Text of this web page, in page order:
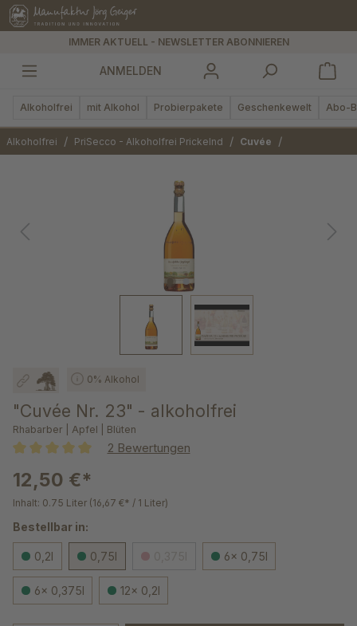
springen
IMMER AKTUELL - NEWSLETTER ABONNIEREN
ANMELDEN
Alkoholfrei mit Alkohol Probierpakete Geschenkewelt Abo-
Alkoholfrei / PriSecco - Alkoholfrei Prickelnd / Cuvée /
0% Alkohol
"Cuvée Nr. 23" - alkoholfrei
Rhabarber | Apfel | Blüten
2 Bewertungen
12,50 €*
Inhalt: 0.75 Liter (16,67 €* / 1 Liter)
Bestellbar in:
0,2l 0,75l 6x 0,75l
6x 0,375l 12x 0,2l